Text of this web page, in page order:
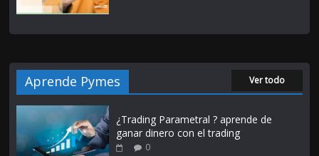
Aprende Pymes Ver todo
¿Trading Parametral ? aprende de
ganar dinero con el trading
0